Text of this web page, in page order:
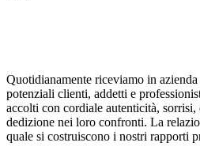
Quotidianamente riceviamo in
potenziali clienti, addetti e
accolti con cordiale autenticità, sorrisi,
dedizione nei loro confronti. La
quale si costruiscono i nostri rapporti